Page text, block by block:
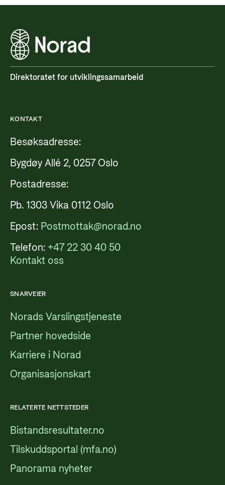
Direktoratet for utviklingssamarbeid
KONTAKT
Besøksadresse:
Bygdøy Allé 2, 0257 Oslo
Postadresse:
Pb. 1303 Vika 0112 Oslo
Epost: Postmottak@norad.no
Telefon: +47 22 30 40 50
Kontakt oss
SNARVEIER
Norads Varslingstjeneste
Partner hovedside
Karriere i Norad
Organisasjonskart
RELATERTE NETTSTEDER
Bistandsresultater.no
Tilskuddsportal (mfa.no)
Panorama nyheter